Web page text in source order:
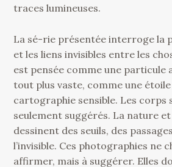
traces lumineuses.
La sé-rie présentée interroge la
et les liens invisibles entre les
est pensée comme une particule
tout plus vaste, comme une
cartographie sensible. Les corps
seulement suggérés. La nature
dessinent des seuils, des
l’invisible. Ces photographies ne
affirmer, mais à suggérer. Elles